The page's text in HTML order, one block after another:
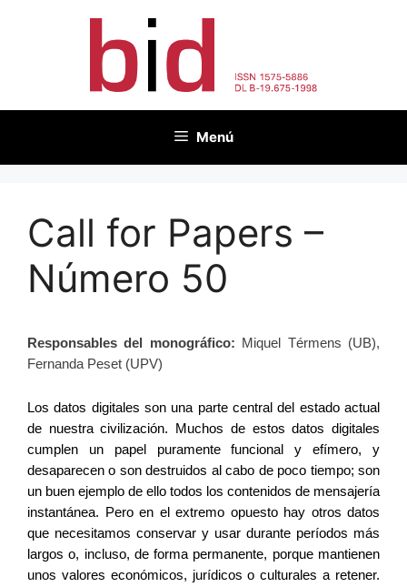
Menú
Call for Papers –
Número 50
Responsables del monográfico: Miquel Térmens (UB),
Fernanda Peset (UPV)
Los datos digitales son una parte central del estado actual
de nuestra civilización. Muchos de estos datos digitales
cumplen un papel puramente funcional y efímero, y
desaparecen o son destruidos al cabo de poco tiempo; son
un buen ejemplo de ello todos los contenidos de mensajería
instantánea. Pero en el extremo opuesto hay otros datos
que necesitamos conservar y usar durante períodos más
largos o, incluso, de forma permanente, porque mantienen
unos valores económicos, jurídicos o culturales a retener.